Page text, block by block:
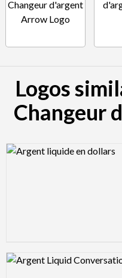
Logos
Changeur
Logo Preview Image
Logo Preview Image